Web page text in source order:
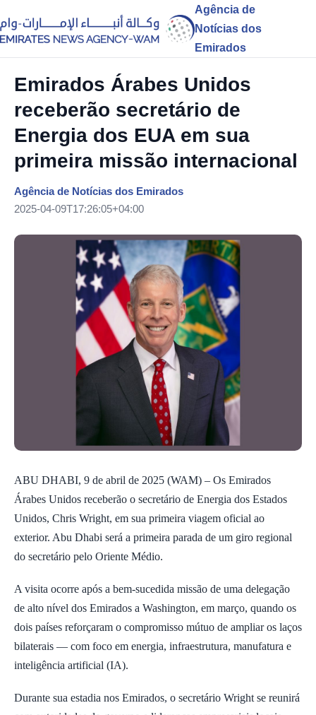
Agência de
Notícias dos
Emirados
Emirados Árabes Unidos
receberão secretário de
Energia dos EUA em sua
primeira missão internacional
Agência de Notícias dos Emirados
2025-04-09T17:26:05+04:00
ABU DHABI, 9 de abril de 2025 (WAM) – Os Emirados
Árabes Unidos receberão o secretário de Energia dos Estados
Unidos, Chris Wright, em sua primeira viagem oficial ao
exterior. Abu Dhabi será a primeira parada de um giro regional
do secretário pelo Oriente Médio.
A visita ocorre após a bem-sucedida missão de uma delegação
de alto nível dos Emirados a Washington, em março, quando os
dois países reforçaram o compromisso mútuo de ampliar os laços
bilaterais — com foco em energia, infraestrutura, manufatura e
inteligência artificial (IA).
Durante sua estadia nos Emirados, o secretário Wright se reunirá